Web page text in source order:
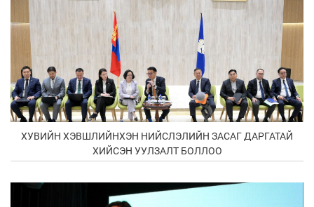
ХУВИЙН ХЭВШЛИЙНХЭН НИЙСЛЭЛИЙН ЗАСАГ ДАРГАТАЙ
ХИЙСЭН УУЛЗАЛТ БОЛЛОО